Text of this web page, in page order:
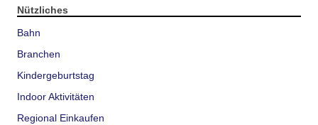
Nützliches
Bahn
Branchen
Kindergeburtstag
Indoor Aktivitäten
Regional Einkaufen